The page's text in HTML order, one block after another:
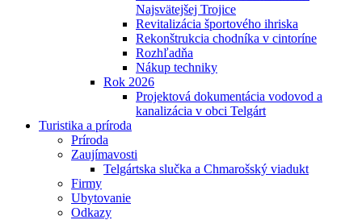
Najsvätejšej Trojice
Revitalizácia športového ihriska
Rekonštrukcia chodníka v cintoríne
Rozhľadňa
Nákup techniky
Rok 2026
Projektová dokumentácia vodovod a
kanalizácia v obci Telgárt
Turistika a príroda
Príroda
Zaujímavosti
Telgártska slučka a Chmarošský viadukt
Firmy
Ubytovanie
Odkazy